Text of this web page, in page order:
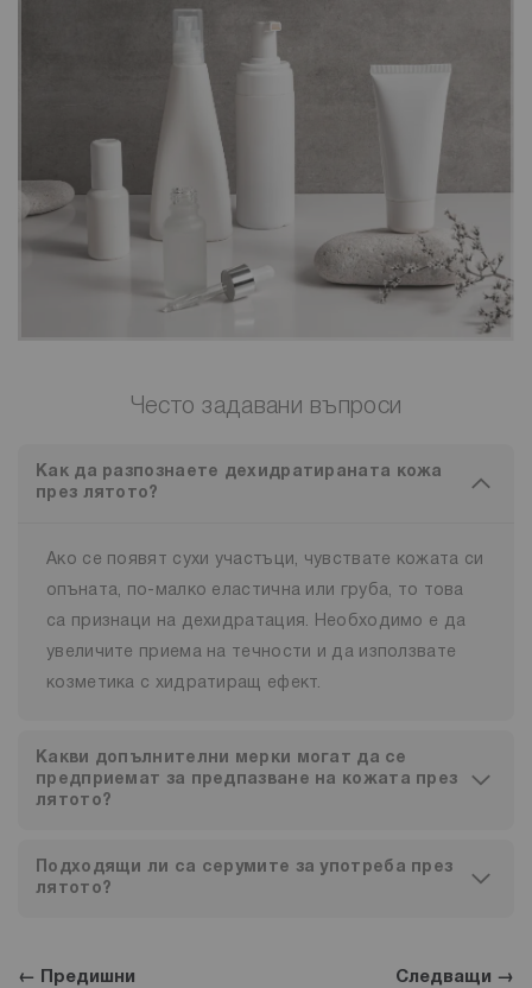
Често задавани въпроси
Как да разпознаете дехидратираната кожа
през лятото?
Ако се появят сухи участъци, чувствате кожата си
опъната, по-малко еластична или груба, то това
са признаци на дехидратация. Необходимо е да
увеличите приема на течности и да използвате
козметика с хидратиращ ефект.
Какви допълнителни мерки могат да се
предприемат за предпазване на кожата през
лятото?
Подходящи ли са серумите за употреба през
лятото?
← Предишни Следващи →